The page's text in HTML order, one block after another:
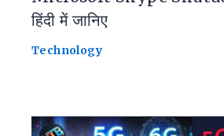
हिंदी में जानिए
Technology